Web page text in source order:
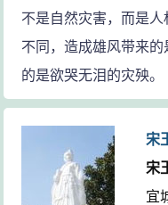
不是自然灾害，而是
不同，造成雄风带来
的是欲哭无泪的灾殃。
宋
宋
宜